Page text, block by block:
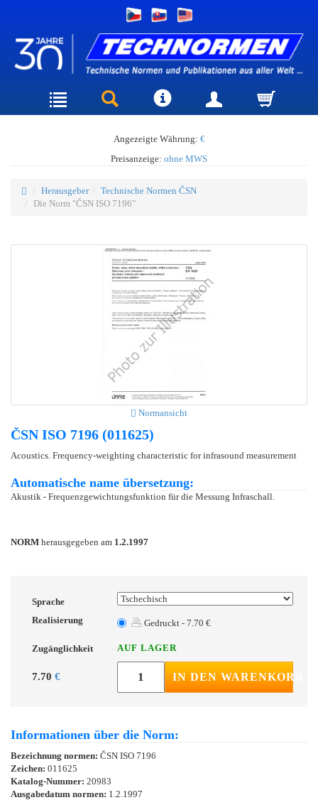
Angezeigte Währung: €
Preisanzeige: ohne MWS
Herausgeber
Technische Normen ČSN
Die Norm "ČSN ISO 7196"
Normansicht
ČSN ISO 7196 (011625)
Acoustics. Frequency-weighting characteristic for infrasound measurement
Automatische name übersetzung:
Akustik - Frequenzgewichtungsfunktion für die Messung Infraschall.
NORM herausgegeben am 1.2.1997
Sprache
Realisierung
Gedruckt - 7.70 €
Zugänglichkeit AUF LAGER
7.70 € IN DEN WARENKORB
Informationen über die Norm:
Bezeichnung normen: ČSN ISO 7196
Zeichen: 011625
Katalog-Nummer: 20983
Ausgabedatum normen: 1.2.1997